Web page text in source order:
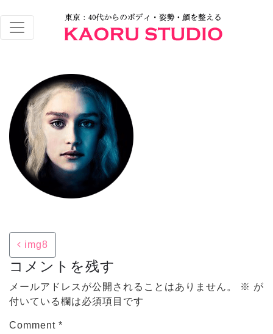
Post navigation
img8
コメントを残す
メールアドレスが公開されることはありません。 ※ が
付いている欄は必須項目です
Comment *